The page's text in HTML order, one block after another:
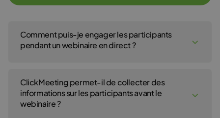
Comment puis-je engager les participants
pendant un webinaire en direct ?
disposez aussi d’un tableau blanc virtuel pour collaborer.
ClickMeeting permet-il de collecter des
informations sur les participants avant le
webinaire ?